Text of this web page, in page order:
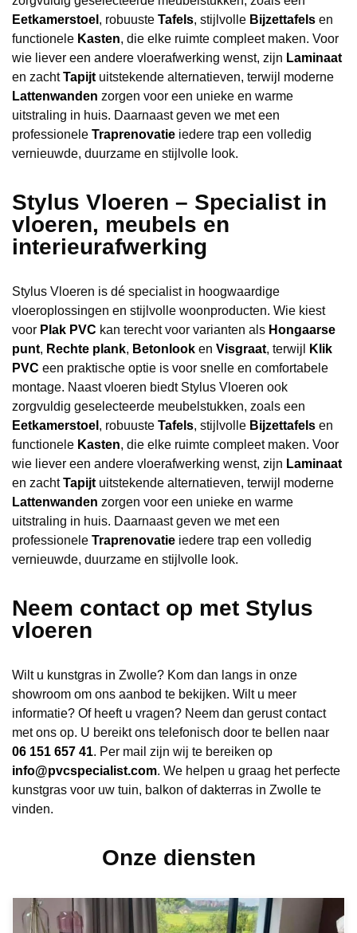
Eetkamerstoel , robuuste Tafels, stijlvolle Bijzettafels en
functionele Kasten, die elke ruimte compleet maken. Voor
wie liever een andere vloerafwerking wenst, zijn Laminaat
en zachtTapijt uitstekende alternatieven, terwijl moderne
Lattenwanden zorgen voor een unieke en warme
uitstraling in huis. Daarnaast geven we met een
professionele Traprenovatie iedere trap een volledig
vernieuwde, duurzame en stijlvolle look.
Stylus Vloeren – Specialist in
vloeren, meubels en
interieurafwerking
Stylus Vloeren is dé specialist in hoogwaardige
vloeroplossingen en stijlvolle woonproducten. Wie kiest
voor Plak PVC kan terecht voor varianten als Hongaarse
punt, Rechte plank, Betonlook en Visgraat, terwijl
Klik
PVC een praktische optie is voor snelle en comfortabele
montage. Naast vloeren biedt Stylus Vloeren ook
zorgvuldig geselecteerde meubelstukken, zoals een
Eetkamerstoel , robuuste Tafels, stijlvolle Bijzettafels en
functionele Kasten, die elke ruimte compleet maken. Voor
wie liever een andere vloerafwerking wenst, zijn Laminaat
en zachtTapijt uitstekende alternatieven, terwijl moderne
Lattenwanden zorgen voor een unieke en warme
uitstraling in huis. Daarnaast geven we met een
professionele Traprenovatie iedere trap een volledig
vernieuwde, duurzame en stijlvolle look.
Neem contact op met Stylus
vloeren
Wilt u kunstgras in Zwolle? Kom dan langs in onze
showroom om ons aanbod te bekijken. Wilt u meer
informatie? Of heeft u vragen? Neem dan gerust contact
met ons op. U bereikt ons telefonisch door te bellen naar
06 151 657 41. Per mail zijn wij te bereiken op
info@pvcspecialist.com. We helpen u graag het perfecte
kunstgras voor uw tuin, balkon of dakterras in Zwolle te
vinden.
Onze diensten